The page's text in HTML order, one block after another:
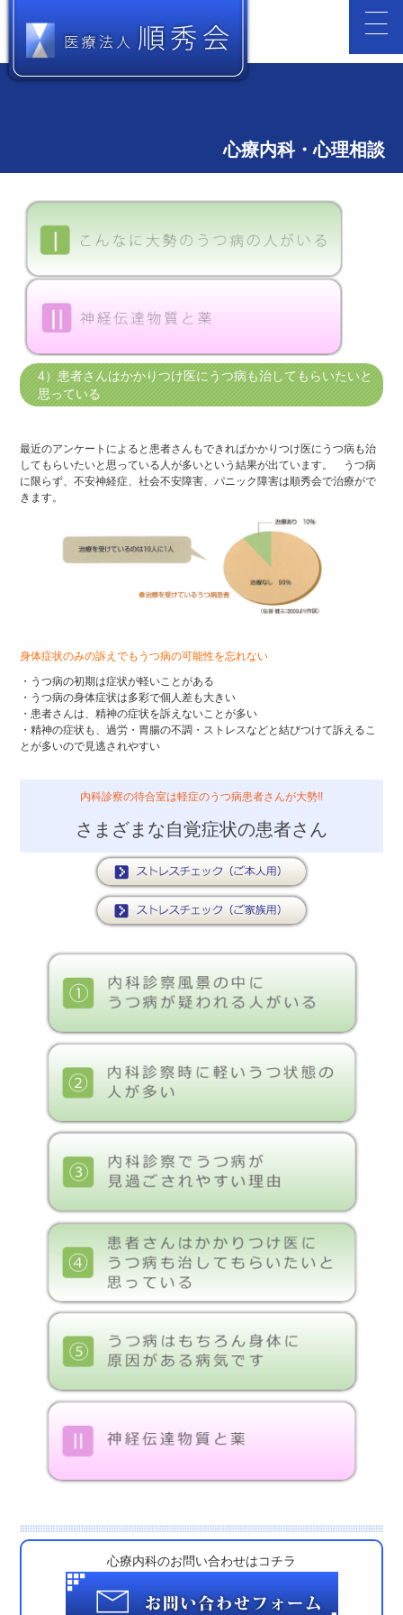
心療内科・心理相談
4）患者さんはかかりつけ医にうつ病も治してもらいたいと
思っている
最近のアンケートによると患者さんもできればかかりつけ医にうつ病も治
してもらいたいと思っている人が多いという結果が出ています。 うつ病
に限らず、不安神経症、社会不安障害、パニック障害は順秀会で治療がで
きます。
身体症状のみの訴えでもうつ病の可能性を忘れない
・うつ病の初期は症状が軽いことがある
・うつ病の身体症状は多彩で個人差も大きい
・患者さんは、精神の症状を訴えないことが多い
・精神の症状も、過労・胃腸の不調・ストレスなどと結びつけて訴えるこ
とが多いので見逃されやすい
内科診察の待合室は軽症のうつ病患者さんが大勢!!
さまざまな自覚症状の患者さん
心療内科のお問い合わせはコチラ